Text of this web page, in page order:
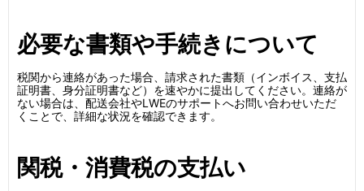
必要な書類や手続きについて
税関から連絡があった場合、請求された書類（インボイス、支払
証明書、身分証明書など）を速やかに提出してください。連絡が
ない場合は、配送会社やLWEのサポートへお問い合わせいただ
くことで、詳細な状況を確認できます。
関税・消費税の支払い